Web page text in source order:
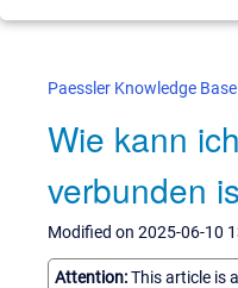
Paessler Knowledge Base
Wie kann
verbunden
Modified on 2025-06-10
Attention:This article is